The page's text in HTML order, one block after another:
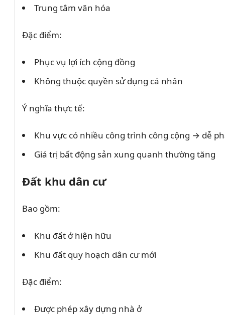
Trung tâm văn hóa
Đặc điểm:
Phục vụ lợi ích cộng đồng
Không thuộc quyền sử dụng cá nhân
Ý nghĩa thực tế:
Khu vực có nhiều công trình công cộng → dễ
Giá trị bất động sản xung quanh thường tăng
Đất khu dân cư
Bao gồm:
Khu đất ở hiện hữu
Khu đất quy hoạch dân cư mới
Đặc điểm:
Được phép xây dựng nhà ở